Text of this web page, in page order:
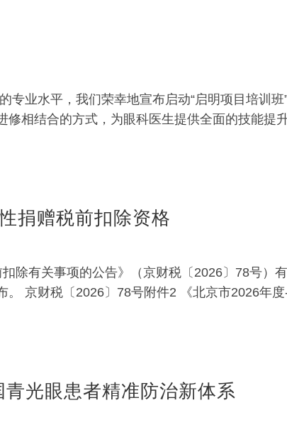
专业水平，我们荣幸地宣布启动“启明项目培训
修相结合的方式，为眼科医生提供全面的技能提
捐赠税前扣除资格
除有关事项的公告》（京财税〔2026〕78号）
。 京财税〔2026〕78号附件2 《北京市2026年
光眼患者精准防治新体系